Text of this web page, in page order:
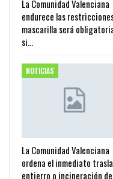
La Comunidad Valenciana
endurece las
mascarilla será
si…
NOTICIAS
La Comunidad Valenciana
ordena el inmediato
entierro o incineración de